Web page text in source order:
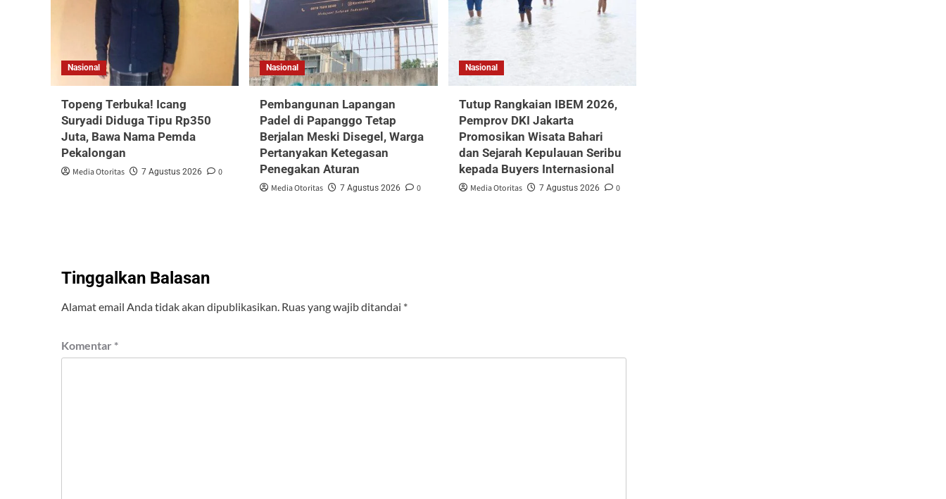
Nasional
Topeng Terbuka! Icang
Suryadi Diduga Tipu Rp350
Juta, Bawa Nama Pemda
Pekalongan
Media Otoritas 7 Agustus 2026 0
Nasional
Pembangunan Lapangan
Padel di Papanggo Tetap
Berjalan Meski Disegel, Warga
Pertanyakan Ketegasan
Penegakan Aturan
Media Otoritas 7 Agustus 2026 0
Nasional
Tutup Rangkaian IBEM 2026,
Pemprov DKI Jakarta
Promosikan Wisata Bahari
dan Sejarah Kepulauan Seribu
kepada Buyers Internasional
Media Otoritas 7 Agustus 2026 0
Tinggalkan Balasan
Alamat email Anda tidak akan dipublikasikan. Ruas yang wajib ditandai *
Komentar *